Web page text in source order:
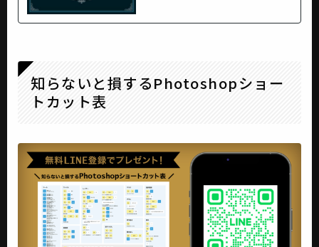
知らないと損するPhotoshopショー
トカット表